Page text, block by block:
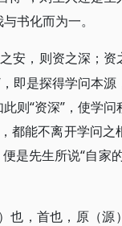
书化而为一。
安，则资之深；资
即是探得学问本源
则“资深”，使学问
都能不离开学问之
是先生所说“自家
也，首也，原（源